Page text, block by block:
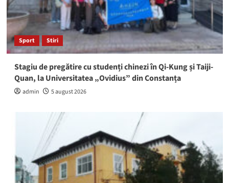
Sport Stiri
Stagiu de pregătire cu studenți chinezi în Qi-Kung și Taiji-
Quan, la Universitatea „Ovidius” din Constanța
admin 5 august 2026